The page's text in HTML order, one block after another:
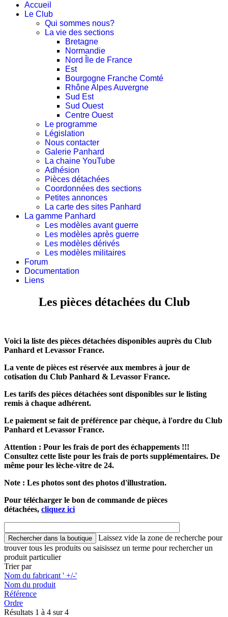
Accueil
Le Club
Qui sommes nous?
La vie des sections
Bretagne
Normandie
Nord Île de France
Est
Bourgogne Franche Comté
Rhône Alpes Auvergne
Sud Est
Sud Ouest
Centre Ouest
Le programme
Législation
Nous contacter
Galerie Panhard
La chaine YouTube
Adhésion
Pièces détachées
Coordonnées des sections
Petites annonces
La carte des sites Panhard
La gamme Panhard
Les modèles avant guerre
Les modèles après guerre
Les modèles dérivés
Les modèles militaires
Forum
Documentation
Liens
Les pièces détachées du Club
Voici la liste des pièces détachées disponibles auprès du Club
Panhard et Levassor France.
La vente de pièces est réservée aux membres à jour de
cotisation du Club Panhard & Levassor France.
Les tarifs des pièces détachées sont disponibles sur le listing
remis à chaque adhérent.
Le paiement se fait de préférence par chèque, à l'ordre du Club
Panhard et Levassor France.
Attention : Pour les frais de port des échappements !!!
Consultez cette liste pour les frais de ports supplémentaires. De
même pour les lèche-vitre de 24.
Note : Les photos sont des photos d'illustration.
Pour télécharger le bon de commande de pièces
détachées, cliquez ici
Laissez vide la zone de recherche pour
trouver tous les produits ou saisissez un terme pour rechercher un
produit particulier
Trier par
Nom du fabricant ' +/-'
Nom du produit
Référence
Ordre
Résultats 1 à 4 sur 4